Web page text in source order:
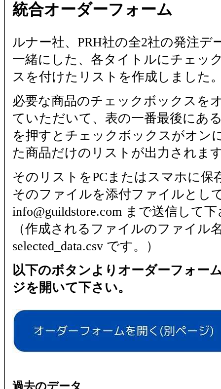
統合オーダーフォーム
ルナー社、PRH社の全2社の発注デ
一緒にした、各タイトルにチェッ
スを付けたリストを作成しました
必要な商品のチェックボックスを
ていただいて、表の一番最後にあ
を押すとチェックボックスがオン
た商品だけのリストが出力されま
そのリストをPCまたはスマホに保
そのファイルを添付ファイルとし
info@guildstore.com まで送信して
（作成されるファイルのファイル
selected_data.csv です。）
以下のボタンよりオーダーフォー
ジを開いて下さい。
過去のデータ